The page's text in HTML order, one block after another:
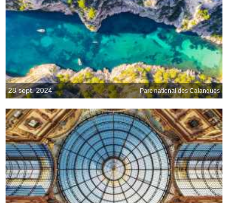
28 sept. 2024 Parc national des Calanques